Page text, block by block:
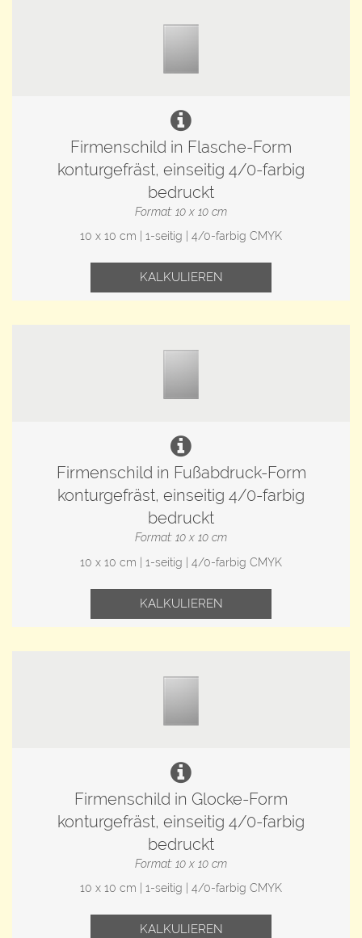
Firmenschild in Flasche-Form
konturgefräst, einseitig 4/0-farbig
bedruckt
Format: 10 x 10 cm
10 x 10 cm | 1-seitig | 4/0-farbig CMYK
KALKULIEREN
Firmenschild in Fußabdruck-Form
konturgefräst, einseitig 4/0-farbig
bedruckt
Format: 10 x 10 cm
10 x 10 cm | 1-seitig | 4/0-farbig CMYK
KALKULIEREN
Firmenschild in Glocke-Form
konturgefräst, einseitig 4/0-farbig
bedruckt
Format: 10 x 10 cm
10 x 10 cm | 1-seitig | 4/0-farbig CMYK
KALKULIEREN